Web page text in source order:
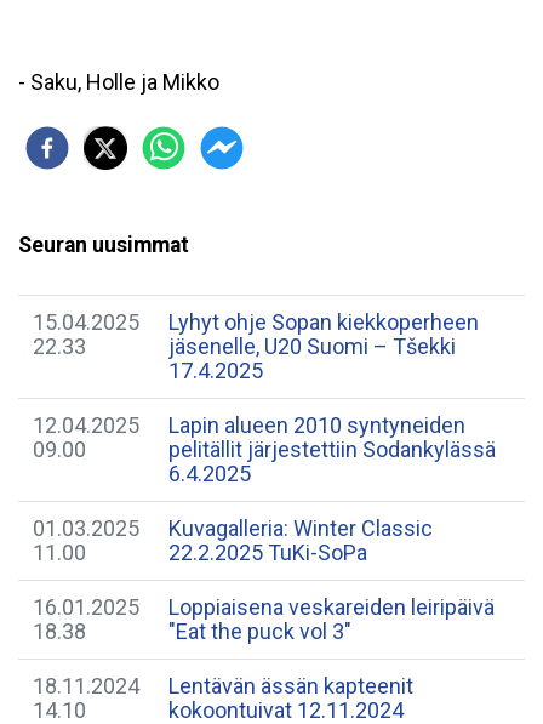
- Saku, Holle ja Mikko
Seuran uusimmat
15.04.2025
22.33
Lyhyt ohje Sopan kiekkoperheen
jäsenelle, U20 Suomi – Tšekki
17.4.2025
12.04.2025
09.00
Lapin alueen 2010 syntyneiden
pelitällit järjestettiin Sodankylässä
6.4.2025
01.03.2025
11.00
Kuvagalleria: Winter Classic
22.2.2025 TuKi-SoPa
16.01.2025
18.38
Loppiaisena veskareiden leiripäivä
"Eat the puck vol 3"
18.11.2024
14.10
​Lentävän ässän kapteenit
kokoontuivat 12.11.2024